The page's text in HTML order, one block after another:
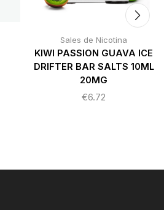
Sales de Nicotina
KIWI PASSION GUAVA ICE
DRIFTER BAR SALTS 10ML
20MG
€6.72